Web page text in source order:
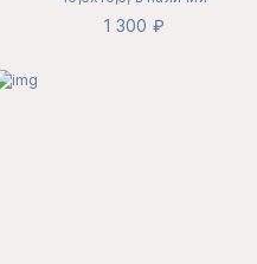
1 300 ₽